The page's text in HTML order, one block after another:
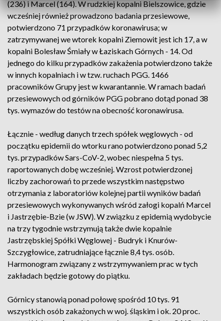
(236) i Marcel (164). W rudzkiej kopalni Bielszowice, gdzie
wcześniej również prowadzono badania przesiewowe,
potwierdzono 71 przypadków koronawirusa; w
zatrzymywanej we wtorek kopalni Ziemowit jest ich 17, a w
kopalni Bolesław Śmiały w Łaziskach Górnych - 14. Od
jednego do kilku przypadków zakażenia potwierdzono także
w innych kopalniach i w tzw. ruchach PGG. 1466
pracowników Grupy jest w kwarantannie. W ramach badań
przesiewowych od górników PGG pobrano dotąd ponad 38
tys. wymazów do testów na obecność koronawirusa.
Łącznie - według danych trzech spółek węglowych - od
początku epidemii do wtorku rano potwierdzono ponad 5,2
tys. przypadków Sars-CoV-2, wobec niespełna 5 tys.
raportowanych dobę wcześniej. Wzrost potwierdzonej
liczby zachorowań to przede wszystkim następstwo
otrzymania z laboratoriów kolejnej partii wyników badań
przesiewowych wykonywanych wśród załogi kopalń Marcel
i Jastrzębie-Bzie (w JSW). W związku z epidemią wydobycie
na trzy tygodnie wstrzymują także dwie kopalnie
Jastrzębskiej Spółki Węglowej - Budryk i Knurów-
Szczygłowice, zatrudniające łącznie 8,4 tys. osób.
Harmonogram związany z wstrzymywaniem prac w tych
zakładach będzie gotowy do piątku.
Górnicy stanowią ponad połowę spośród 10 tys. 91
wszystkich osób zakażonych w woj. śląskim i ok. 20 proc.